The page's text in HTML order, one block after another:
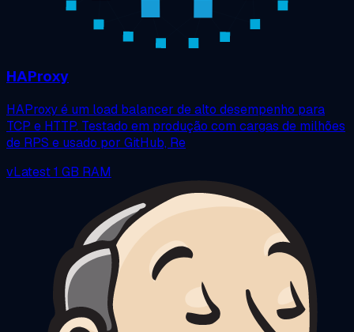
HAProxy
HAProxy é um load balancer de alto desempenho para
TCP e HTTP. Testado em produção com cargas de milhões
de RPS e usado por GitHub, Re
vLatest1 GB RAM